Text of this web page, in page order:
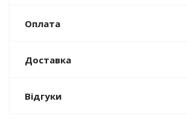
Оплата
Доставка
Відгуки